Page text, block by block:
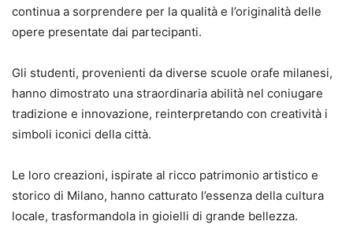
continua a sorprendere per la qualità e l’originalità delle
opere presentate dai partecipanti.
Gli studenti, provenienti da diverse scuole orafe milanesi,
hanno dimostrato una straordinaria abilità nel coniugare
tradizione e innovazione, reinterpretando con creatività i
simboli iconici della città.
Le loro creazioni, ispirate al ricco patrimonio artistico e
storico di Milano, hanno catturato l’essenza della cultura
locale, trasformandola in gioielli di grande bellezza.